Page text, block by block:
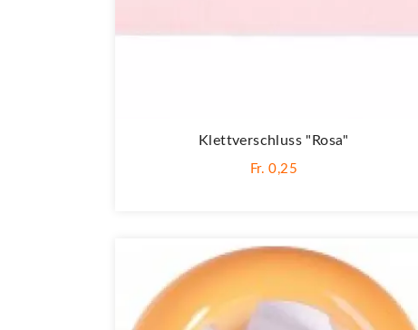
Klettverschluss "rosa"
Fr. 0,25